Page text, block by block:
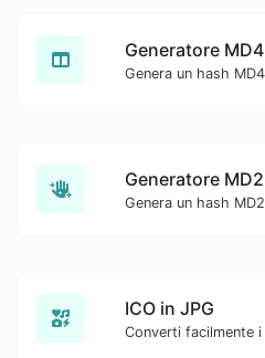
Generatore MD4
Generatore MD2
ICO in JPG